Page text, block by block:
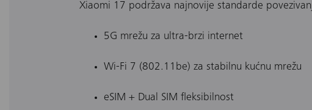
Xiaomi 17 podržava najnovije standarde
5G mrežu za ultra-brzi internet
Wi-Fi 7 (802.11be) za stabilnu kućnu mrežu
eSIM + Dual SIM fleksibilnost